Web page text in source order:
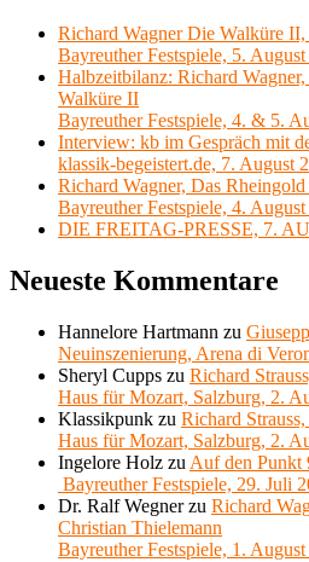
Richard Wagner Die Walküre
Bayreuther Festspiele, 5.
Halbzeitbilanz: Richard
Walküre II
Bayreuther Festspiele, 4. & 5.
Interview: kb im Gespräch mit
klassik-begeistert.de, 7. August
Richard Wagner, Das
Bayreuther Festspiele, 4.
DIE FREITAG-PRESSE, 7.
Neueste Kommentare
Hannelore Hartmann zu
Neuinszenierung, Arena di
Sheryl Cupps zu Richard
Haus für Mozart, Salzburg, 2.
Klassikpunk zu Richard
Haus für Mozart, Salzburg, 2.
Ingelore Holz zu Auf den Punkt
Bayreuther Festspiele, 29. Juli
Dr. Ralf Wegnerzu Richard
Christian Thielemann
Bayreuther Festspiele, 1.